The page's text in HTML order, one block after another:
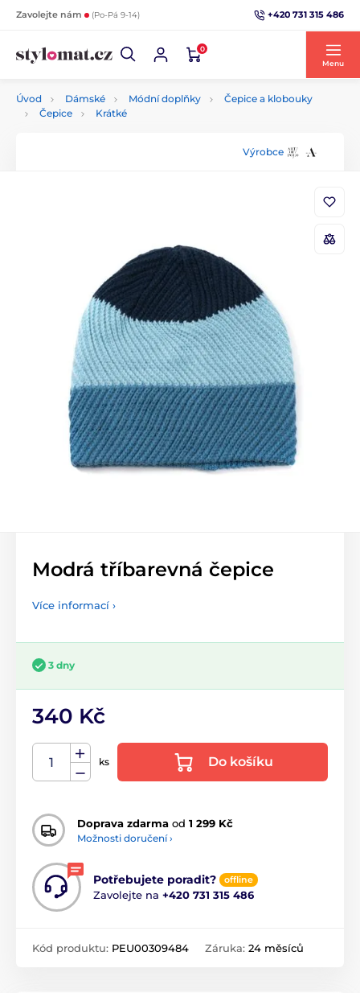
Zavolejte nám (Po-Pá 9-14) +420 731 315 486
0
Menu
Úvod Dámské Módní doplňky
Čepice a klobouky
Čepice
Krátké
Výrobce
Modrá tříbarevná čepice
Více informací ›
3 dny
340 Kč
ks Do košíku
Doprava zdarma od 1 299 Kč
Možnosti doručení ›
Potřebujete poradit? offline
Zavolejte na +420 731 315 486
Kód produktu: PEU00309484 Záruka: 24 měsíců